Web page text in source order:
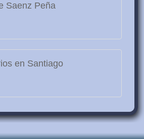
Saenz Peña
en Santiago